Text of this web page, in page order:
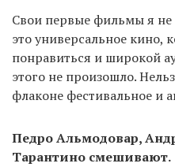
Свои первые фильмы я
это универсальное кино,
понравиться и широкой
этого не произошло.
флаконе фестивальное и
Педро Альмодовар,
Тарантино смешивают.